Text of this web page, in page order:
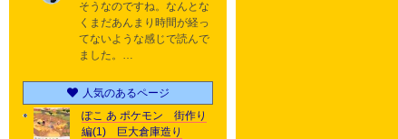
そうなのですね。なんとな
くまだあんまり時間が経っ
てないような感じで読んで
ました。…
人気のあるページ
ぽこ あ ポケモン 街作り
編(1) 巨大倉庫造り